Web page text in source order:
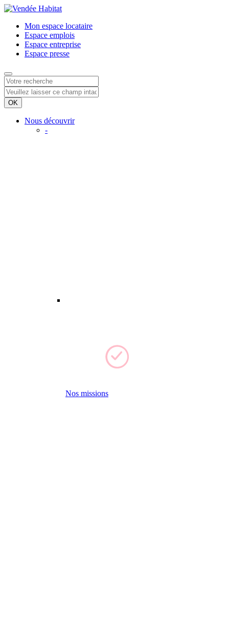
Mon espace locataire
Espace emplois
Espace entreprise
Espace presse
Nous découvrir
-
Nos missions